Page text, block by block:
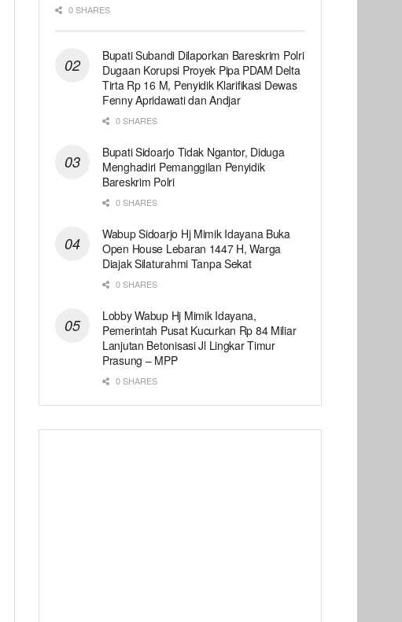
0 SHARES
Bupati Subandi Dilaporkan Bareskrim Polri
Dugaan Korupsi Proyek Pipa PDAM Delta
Tirta Rp 16 M, Penyidik Klarifikasi Dewas
Fenny Apridawati dan Andjar
0 SHARES
Bupati Sidoarjo Tidak Ngantor, Diduga
Menghadiri Pemanggilan Penyidik
Bareskrim Polri
0 SHARES
Wabup Sidoarjo Hj Mimik Idayana Buka
Open House Lebaran 1447 H, Warga
Diajak Silaturahmi Tanpa Sekat
0 SHARES
Lobby Wabup Hj Mimik Idayana,
Pemerintah Pusat Kucurkan Rp 84 Miliar
Lanjutan Betonisasi Jl Lingkar Timur
Prasung – MPP
0 SHARES